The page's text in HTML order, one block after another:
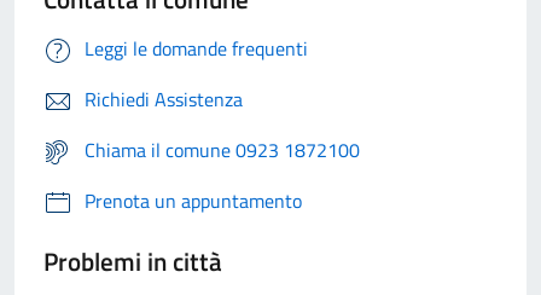
Leggi le domande frequenti
Richiedi Assistenza
Chiama il comune 0923 1872100
Prenota un appuntamento
Problemi in città